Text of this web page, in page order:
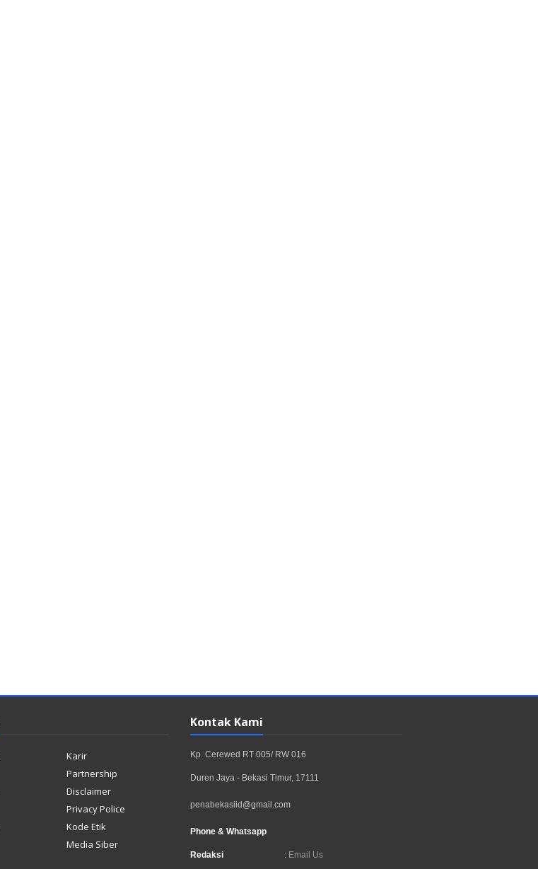
Karir
Partnership
Disclaimer
Privacy Police
Kode Etik
Media Siber
Kontak Kami
Kp. Cerewed RT 005/ RW 016
Duren Jaya - Bekasi Timur, 17111
penabekasiid@gmail.com
Phone & Whatsapp
Redaksi : Email Us